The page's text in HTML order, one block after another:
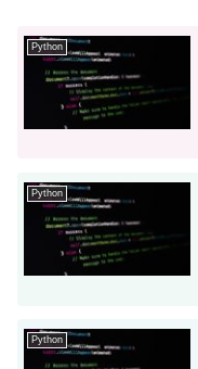
Python
Python
Python